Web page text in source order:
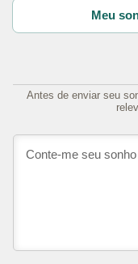
Meu
Antes de enviar seu